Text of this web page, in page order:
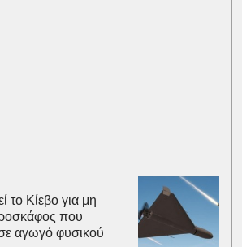
το Κίεβο για μη
που
αγωγό φυσικού